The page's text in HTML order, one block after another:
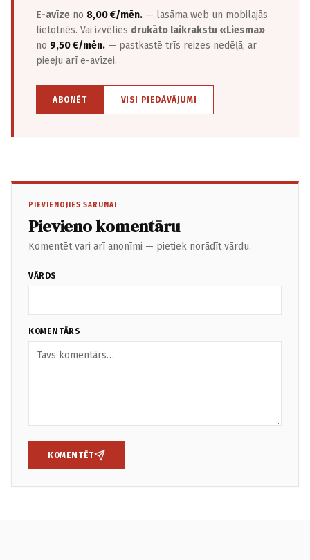
E-avīze no 8,00 €/mēn. — lasāma web un mobilajās
lietotnēs. Vai izvēlies drukāto laikrakstu «Liesma»
no 9,50 €/mēn. — pastkastē trīs reizes nedēļā, ar
pieeju arī e-avīzei.
ABONĒT VISI PIEDĀVĀJUMI
PIEVIENOJIES SARUNAI
Pievieno komentāru
Komentēt vari arī anonīmi — pietiek norādīt vārdu.
VĀRDS
KOMENTĀRS
KOMENTĒT